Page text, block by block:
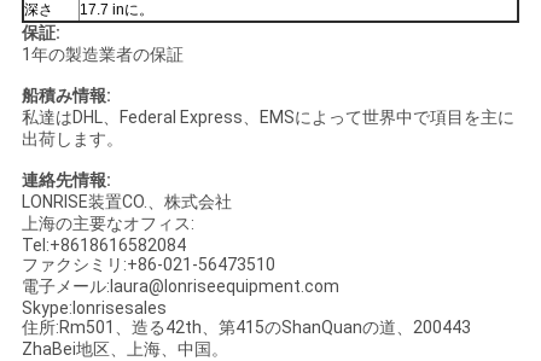
ー
深さ 17.7 inに。
保証:
1年の製造業者の保証
船積み情報:
私達はDHL、Federal Express、EMSによって世界中で項目を主に
出荷します。
連絡先情報:
LONRISE装置CO.、株式会社
上海の主要なオフィス:
Tel:+8618616582084
ファクシミリ:+86-021-56473510
電子メール:laura@lonriseequipment.com
Skype:lonrisesales
住所:Rm501、造る42th、第415のShanQuanの道、200443
ZhaBei地区、上海、中国。